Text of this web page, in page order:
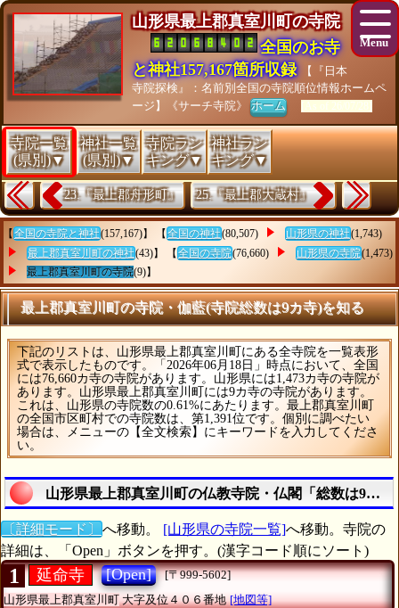
山形県最上郡真室川町の寺院
全国のお寺
と神社157,167箇所収録
【『日本
寺院探検』：名前別全国の寺院順位情報ホームペ
ージ】《サーチ寺院》ホーム [As of 26/07/28]
寺院一覧
(県別)▼
神社一覧
(県別)▼
寺院ラン
キング▼
神社ラン
キング▼
23.『最上郡舟形町』 25.『最上郡大蔵村』
【 全国の寺院と神社(157,167)】 【 全国の神社(80,507) 山形県の神社(1,743)
最上郡真室川町の神社(43)】 【 全国の寺院(76,660) 山形県の寺院(1,473)
最上郡真室川町の寺院(9)】
最上郡真室川町の寺院・伽藍(寺院総数は9カ寺)を知る
下記のリストは、山形県最上郡真室川町にある全寺院を一覧表形
式で表示したものです。「2026年06月18日」時点において、全国
には76,660カ寺の寺院があります。山形県には1,473カ寺の寺院が
あります。山形県最上郡真室川町には9カ寺の寺院があります。
これは、山形県の寺院数の0.61%にあたります。最上郡真室川町
の全国市区町村での寺院数は、第1,391位です。個別に調べたい
場合は、メニューの【全文検索】にキーワードを入力してくださ
い。
山形県最上郡真室川町の仏教寺院・仏閣「総数は9カ
〔詳細モード〕 へ移動。 [山形県の寺院一覧]へ移動。寺院の
詳細は、「Open」ボタンを押す。(漢字コード順にソート)
1 延命寺 [Open]
[〒999-5602]
山形県最上郡真室川町大字及位４０６番地 [地図等]